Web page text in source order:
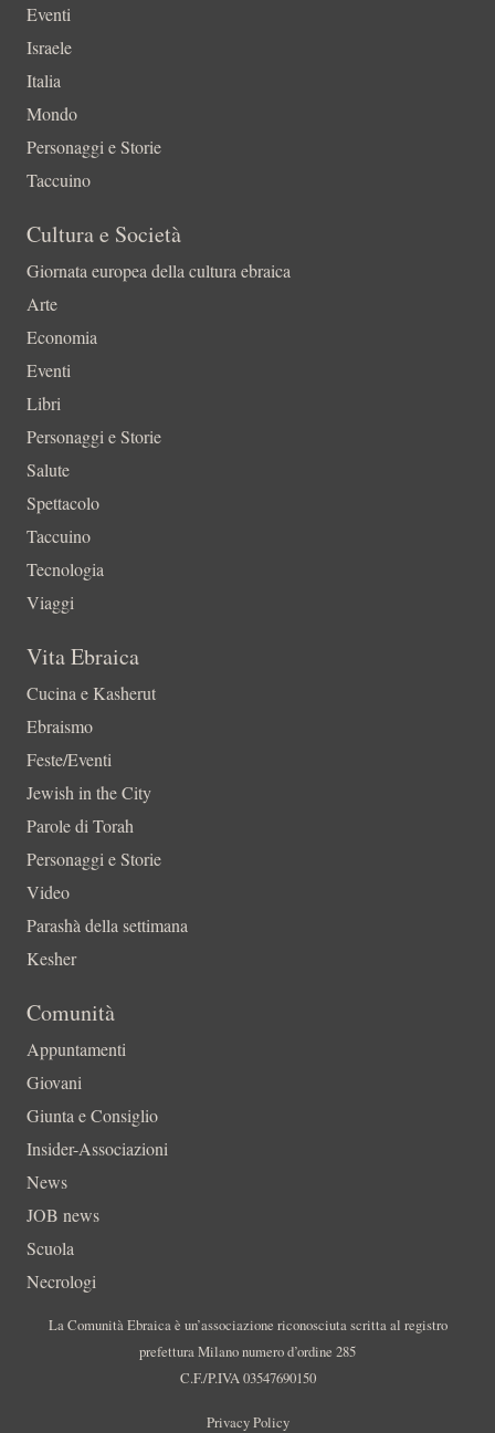
Eventi
Israele
Italia
Mondo
Personaggi e Storie
Taccuino
Cultura e Società
Giornata europea della cultura ebraica
Arte
Economia
Eventi
Libri
Personaggi e Storie
Salute
Spettacolo
Taccuino
Tecnologia
Viaggi
Vita Ebraica
Cucina e Kasherut
Ebraismo
Feste/Eventi
Jewish in the City
Parole di Torah
Personaggi e Storie
Video
Parashà della settimana
Kesher
Comunità
Appuntamenti
Giovani
Giunta e Consiglio
Insider-Associazioni
News
JOB news
Scuola
Necrologi
La Comunità Ebraica è un’associazione riconosciuta scritta al registro
prefettura Milano numero d’ordine 285
C.F./P.IVA 03547690150
Privacy Policy